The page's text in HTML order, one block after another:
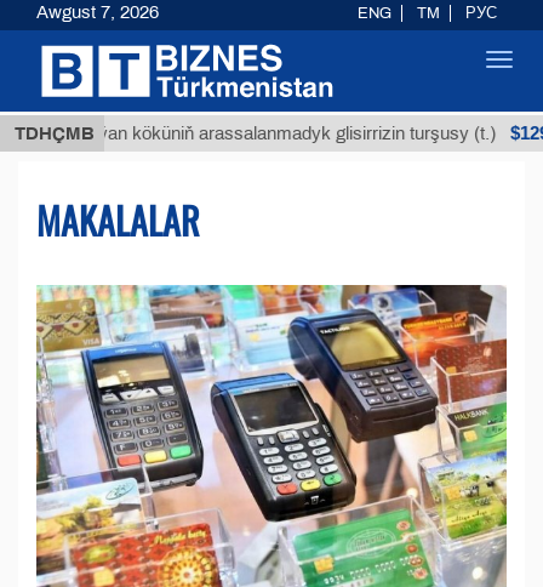
TDHÇMB
Buýan köküniň arassalanmadyk glisirrizin turşusy (t.) $12935,18
MAKALALAR
Awgust 7, 2026 ENG TM РУС